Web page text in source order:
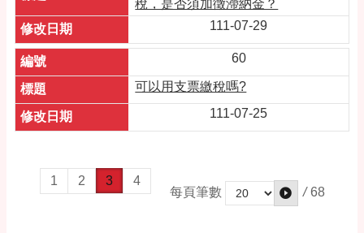
稅，是否須加徵滯納金？
111-07-29
60
可以用支票繳稅嗎?
111-07-25
1 2 3
4
每頁筆數
/ 68